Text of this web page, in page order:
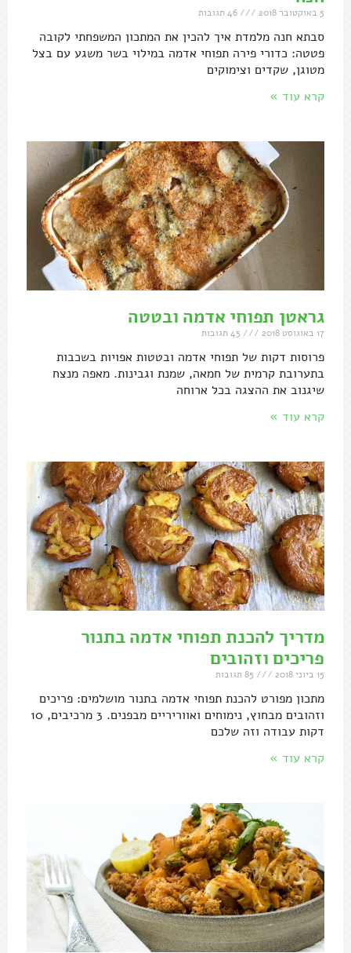
5 באוקטובר 2018
סבתא חנה מלמדת איך להכין את המתכון המשפחתי לקובה
פטטה: כדורי פירה תפוחי אדמה במילוי בשר משגע עם בצל
מטוגן, שקדים וצימוקים
קרא עוד »
גראטן תפוחי אדמה ובטטה
17 באוגוסט 2018
פרוסות דקות של תפוחי אדמה ובטטות אפויות בשכבות
בתערובת קרמית של חמאה, שמנת וגבינות. מאפה מנצח
שיגנוב את ההצגה בכל ארוחה
קרא עוד »
מדריך להכנת תפוחי אדמה בתנור
פריכים וזהובים
15 ביוני 2018
מתכון מפורט להכנת תפוחי אדמה בתנור מושלמים: פריכים
וזהובים מבחוץ, נימוחים ואווריריים מבפנים. 3 מרכיבים, 10
דקות עבודה וזה שלכם
קרא עוד »